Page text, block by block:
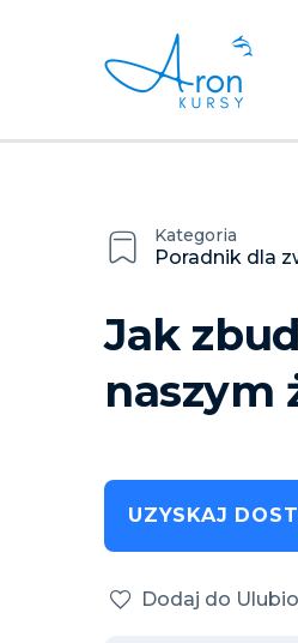
Kategoria
Poradnik dla
Jak
naszym
UZYSKAJ
Dodaj do